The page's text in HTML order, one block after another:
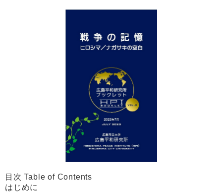
目次 Table of Contents
はじめに